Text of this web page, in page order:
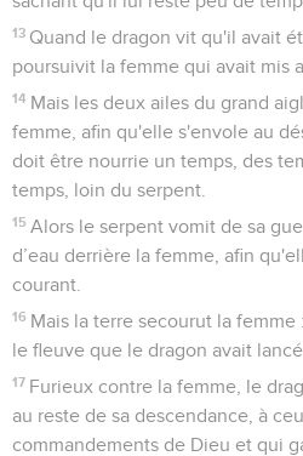
13 Quand le dragon vit qu'il avait
poursuivit la femme qui avait mis
14 Mais les deux ailes du grand
femme, afin qu'elle s'envole au
doit être nourrie un temps, des
temps, loin du serpent.
15 Alors le serpent vomit de sa
d’eau derrière la femme, afin
courant.
16 Mais la terre secourut la
le fleuve que le dragon avait
17 Furieux contre la femme, le
au reste de sa descendance, à
commandements de Dieu et qui